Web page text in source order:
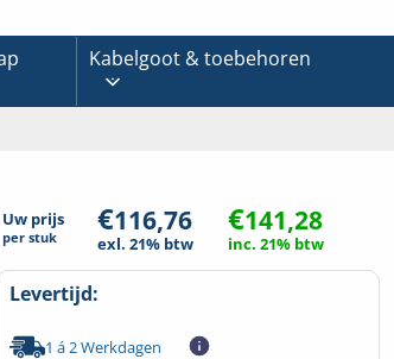
Kabelgoot & toebehoren
Uw prijs
per stuk €116,76
exl. 21% btw
€141,28
inc. 21% btw
Levertijd:
1 á 2 Werkdagen